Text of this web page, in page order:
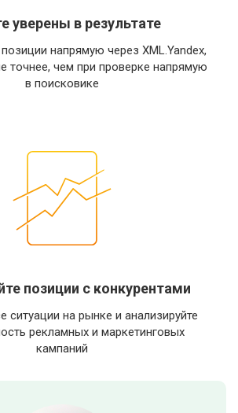
уверены в результате
напрямую через XML.Yandex,
точнее, чем при проверке напрямую
в поисковике
позиции с конкурентами
ситуации на рынке и анализируйте
рекламных и маркетинговых
кампаний